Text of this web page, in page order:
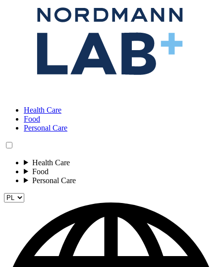
Health Care
Food
Personal Care
Health Care
Food
Personal Care